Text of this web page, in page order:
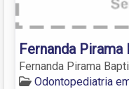
Fernanda
Fernanda Pirama
Odontopediatria